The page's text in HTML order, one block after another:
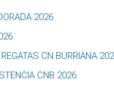
2026
CN BURRIANA
CNB 2026